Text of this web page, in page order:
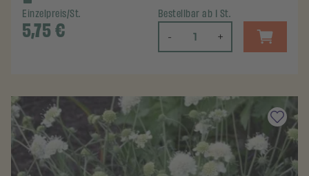
Einzelpreis/St.
5,75€
Bestellbar ab 1 St.
- +